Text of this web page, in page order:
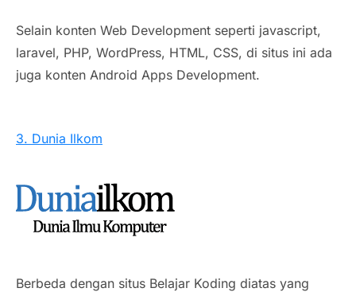
Selain konten Web Development seperti javascript,
laravel, PHP, WordPress, HTML, CSS, di situs ini ada
juga konten Android Apps Development.
3. Dunia Ilkom
Berbeda dengan situs Belajar Koding diatas yang